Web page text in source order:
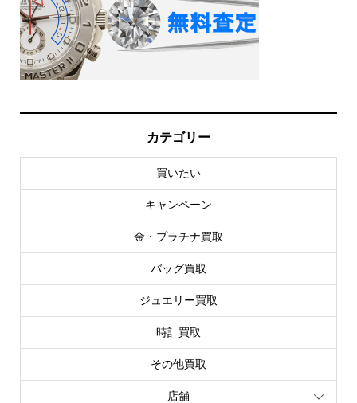
カテゴリー
買いたい
キャンペーン
金・プラチナ買取
バッグ買取
ジュエリー買取
時計買取
その他買取
店舗